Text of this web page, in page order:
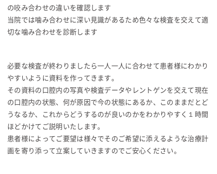
の咬み合わせの違いを確認します
当院では噛み合わせに深い見識があるため色々な検査を交えて適
切な噛み合わせを診断します
必要な検査が終わりましたら一人一人に合わせて患者様にわかり
やすいように資料を作ってきます。
その資料の口腔内の写真や検査データやレントゲンを交えて現在
の口腔内の状態、何が原因で今の状態にあるか、このままだとど
うなるか、これからどうするのが良いのかをわかりやすく１時間
ほどかけてご説明いたします。
患者様によってご要望は様々でそのご希望に添えるような治療計
画を寄り添って立案していきますのでご安心ください。